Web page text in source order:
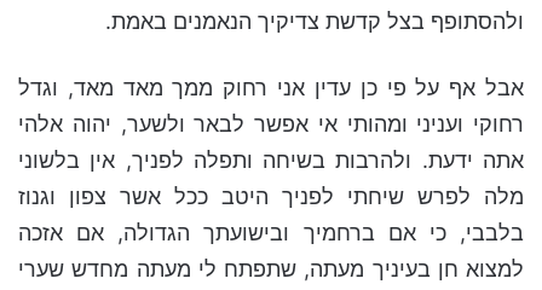
ולהסתופף בצל קדשת צדיקיך הנאמנים באמת.
אבל אף על פי כן עדין אני רחוק ממך מאד מאד, וגדל
רחוקי ועניני ומהותי אי אפשר לבאר ולשער, יהוה אלהי
אתה ידעת. ולהרבות בשיחה ותפלה לפניך, אין בלשוני
מלה לפרש שיחתי לפניך היטב ככל אשר צפון וגנוז
בלבבי, כי אם ברחמיך ובישועתך הגדולה, אם אזכה
למצוא חן בעיניך מעתה, שתפתח לי מעתה מחדש שערי